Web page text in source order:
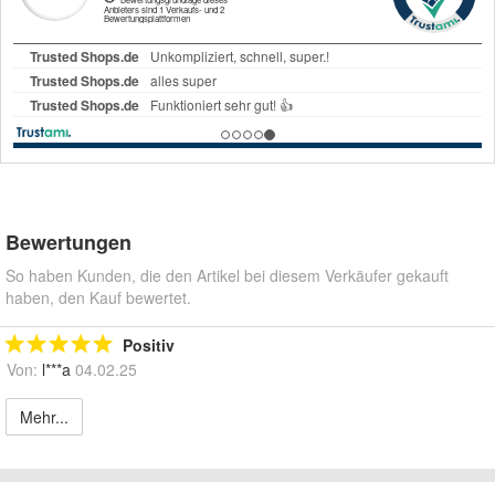
Bewertungen
So haben Kunden, die den Artikel bei diesem Verkäufer gekauft
haben, den Kauf bewertet.
Positiv
Von: l***a 04.02.25
Mehr...